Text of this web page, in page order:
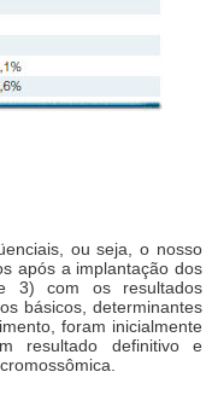
ou seja, o nosso
após a implantação dos
3) com os resultados
básicos, determinantes
foram inicialmente
resultado definitivo e